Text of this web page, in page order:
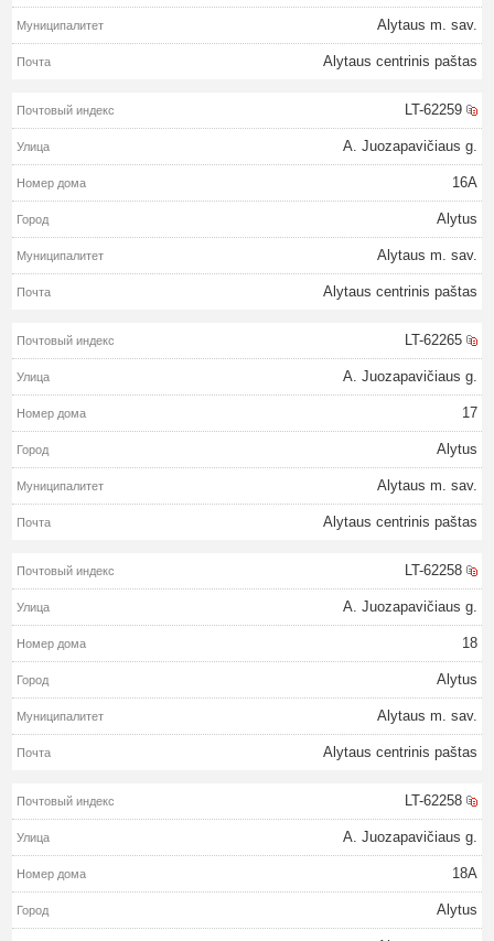
Alytaus m. sav.
Alytaus centrinis paštas
LT-62259
A. Juozapavičiaus g.
16A
Alytus
Alytaus m. sav.
Alytaus centrinis paštas
LT-62265
A. Juozapavičiaus g.
17
Alytus
Alytaus m. sav.
Alytaus centrinis paštas
LT-62258
A. Juozapavičiaus g.
18
Alytus
Alytaus m. sav.
Alytaus centrinis paštas
LT-62258
A. Juozapavičiaus g.
18A
Alytus